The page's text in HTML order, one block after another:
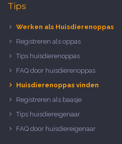
Tips
Werken als Huisdierenoppas
Registreren als oppas
Tips huisdierenoppas
FAQ door huisdierenoppas
Huisdierenoppas vinden
Registreren als baasje
Tips huisdiereigenaar
FAQ door huisdiereigenaar